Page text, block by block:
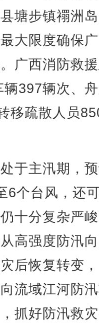
塘步镇禤洲
大限度确保
广西消防救
397辆次、
移疏散人员
主汛期，
6个台风，还
十分复杂严
高强度防汛
后恢复转变
流域江河防
抓好防汛救